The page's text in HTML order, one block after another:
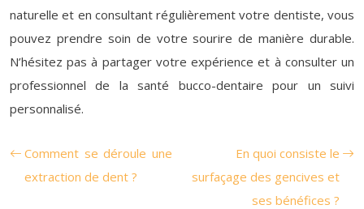
naturelle et en consultant régulièrement votre dentiste, vous
pouvez prendre soin de votre sourire de manière durable.
N’hésitez pas à partager votre expérience et à consulter un
professionnel de la santé bucco-dentaire pour un suivi
personnalisé.
Comment se déroule une
extraction de dent ?
En quoi consiste le
surfaçage des gencives et
ses bénéfices ?